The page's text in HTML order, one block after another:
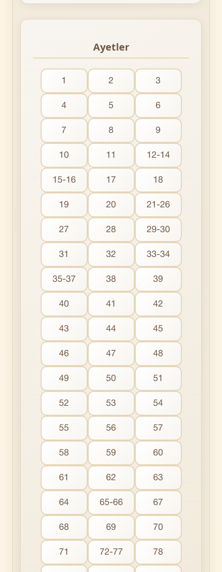
Ayetler
1 2 3
4 5 6
7 8 9
10 11 12-14
15-16 17 18
19 20 21-26
27 28 29-30
31 32 33-34
35-37 38 39
40 41 42
43 44 45
46 47 48
49 50 51
52 53 54
55 56 57
58 59 60
61 62 63
64 65-66 67
68 69 70
71 72-77 78